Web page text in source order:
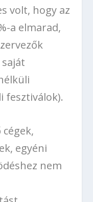
volt, hogy az
a elmarad,
fesztiválok).
egyéni
nem